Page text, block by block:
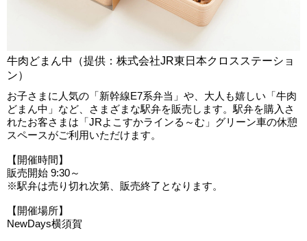
牛肉どまん中（提供：株式会社JR東日本クロスステーショ
ン）
お子さまに人気の「新幹線E7系弁当」や、大人も嬉しい「牛肉
どまん中」など、さまざまな駅弁を販売します。駅弁を購入さ
れたお客さまは「JRよこすかラインる～む」グリーン車の休憩
スペースがご利用いただけます。
【開催時間】
販売開始 9:30～
※駅弁は売り切れ次第、販売終了となります。
【開催場所】
NewDays横須賀